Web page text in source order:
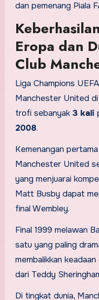
dan pemenang Piala
Eropa dan
Club
Liga Champions
Manchester United
trofi sebanyak 3 kali
2008.
Kemenangan
Manchester United
yang menjuarai
Matt Busby dapat
final Wembley.
Final 1999 melawan
satu yang paling
membalikkan
dari Teddy
Di tingkat dunia,